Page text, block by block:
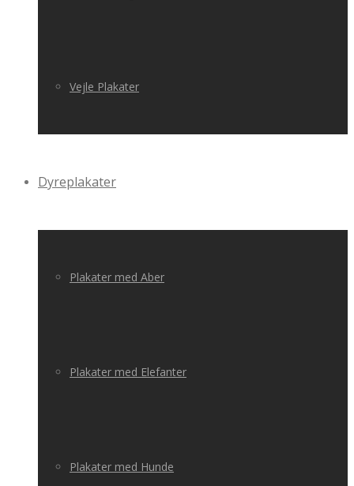
Vejle Plakater
Dyreplakater
Plakater med Aber
Plakater med Elefanter
Plakater med Hunde